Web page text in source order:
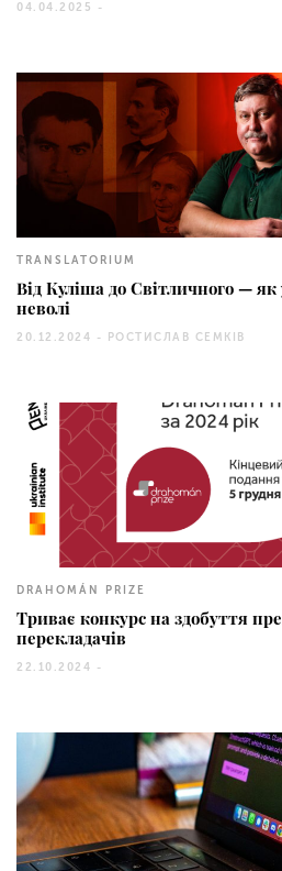
04.04.2025 -
TRANSLATORIUM
Від Куліша до Світличного — як
неволі
20.12.2024 - РОСТИСЛАВ СЕМКІВ
DRAHOMÁN PRIZE
Триває конкурс на здобуття
перекладачів
22.10.2024 -